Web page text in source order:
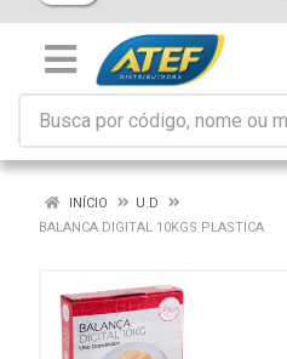
INÍCIO
U.D
BALANCA DIGITAL 10KGS PLASTICA